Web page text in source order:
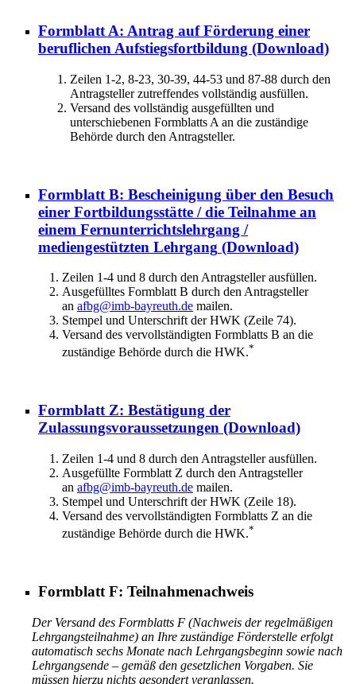
Formblatt A: Antrag auf Förderung einer
beruflichen Aufstiegsfortbildung (Download)
Zeilen 1-2, 8-23, 30-39, 44-53 und 87-88 durch den
Antragsteller zutreffendes vollständig ausfüllen.
Versand des vollständig ausgefüllten und
unterschiebenen Formblatts A an die zuständige
Behörde durch den Antragsteller.
Formblatt B: Bescheinigung über den Besuch
einer Fortbildungsstätte / die Teilnahme an
einem Fernunterrichtslehrgang /
mediengestützten Lehrgang (Download)
Zeilen 1-4 und 8 durch den Antragsteller ausfüllen.
Ausgefülltes Formblatt B durch den Antragsteller
an afbg@imb-bayreuth.de mailen.
Stempel und Unterschrift der HWK (Zeile 74).
Versand des vervollständigten Formblatts B an die
zuständige Behörde durch die HWK.*
Formblatt Z: Bestätigung der
Zulassungsvoraussetzungen (Download)
Zeilen 1-4 und 8 durch den Antragsteller ausfüllen.
Ausgefüllte Formblatt Z durch den Antragsteller
an afbg@imb-bayreuth.de mailen.
Stempel und Unterschrift der HWK (Zeile 18).
Versand des vervollständigten Formblatts Z an die
zuständige Behörde durch die HWK.*
Formblatt F: Teilnahmenachweis
Der Versand des Formblatts F (Nachweis der regelmäßigen
Lehrgangsteilnahme) an Ihre zuständige Förderstelle erfolgt
automatisch sechs Monate nach Lehrgangsbeginn sowie nach
Lehrgangsende – gemäß den gesetzlichen Vorgaben. Sie
müssen hierzu nichts gesondert veranlassen.